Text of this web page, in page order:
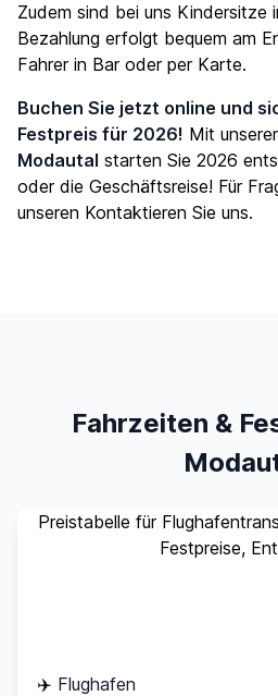
Zudem sind bei uns Kindersitze
Bezahlung erfolgt bequem am
Fahrer in Bar oder per Karte.
Buchen Sie jetzt online und
Festpreis für 2026! Mit
Modautal starten Sie 2026
oder die Geschäftsreise! Für
unseren Kontaktieren Sie uns.
Fahrzeiten &
Preistabelle für
Festpreise,
✈️ Flughafen